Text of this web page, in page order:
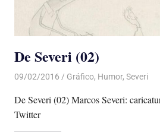
De Severi (02)
09/02/2016 Luis Castellanos
Gráfico, Humor, Severi
De Severi (02) Marcos Severi:
Twitter